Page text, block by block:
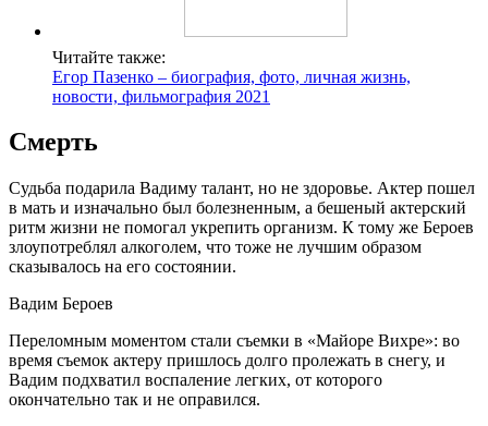
Читайте также:
Егор Пазенко – биография, фото, личная жизнь,
новости, фильмография 2021
Смерть
Судьба подарила Вадиму талант, но не здоровье. Актер пошел
в мать и изначально был болезненным, а бешеный актерский
ритм жизни не помогал укрепить организм. К тому же Бероев
злоупотреблял алкоголем, что тоже не лучшим образом
сказывалось на его состоянии.
Вадим Бероев
Переломным моментом стали съемки в «Майоре Вихре»: во
время съемок актеру пришлось долго пролежать в снегу, и
Вадим подхватил воспаление легких, от которого
окончательно так и не оправился.